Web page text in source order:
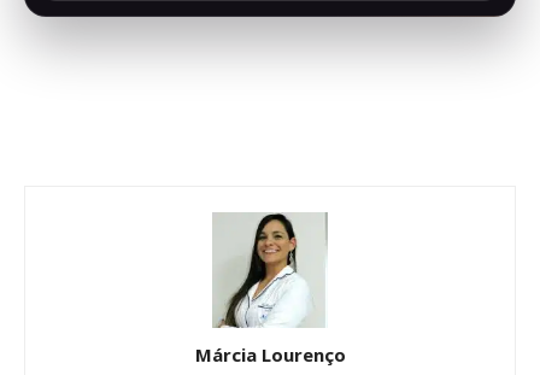
Márcia Lourenço